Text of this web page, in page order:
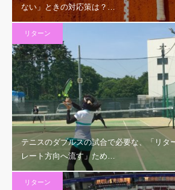
ない」ときの対応策は？…
リターン
テニスのダブルスの試合で必要な、「リタ
レート方向へ流す」ため…
リターン